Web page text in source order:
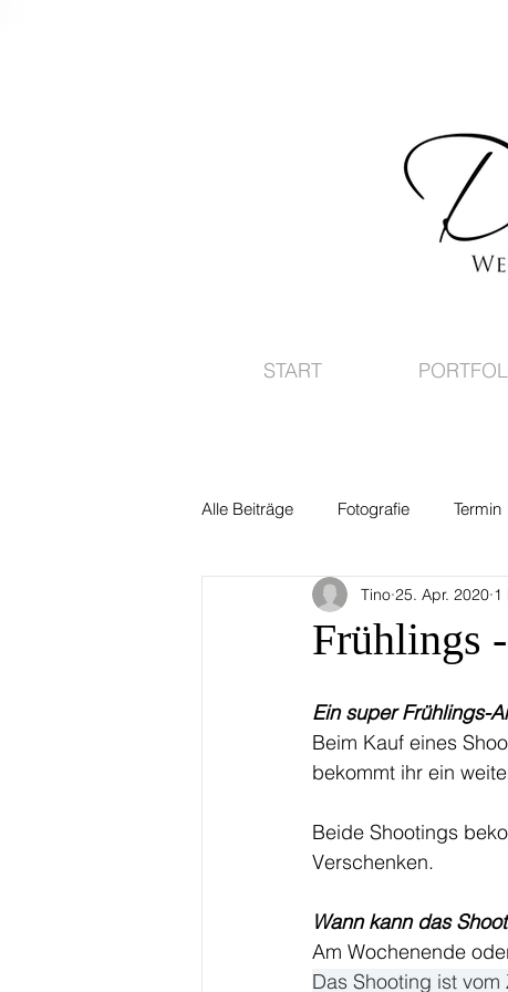
START
Alle Beiträge Fotografie Termin
Frühlings
Tino 25. Apr. 2020 1
Ein super Frühlings-
Beim Kauf eines
bekommt ihr ein
Beide Shootings
Verschenken.
Wann kann das
Am Wochenende
Das Shooting ist